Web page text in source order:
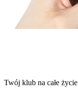
Twój klub na całe życie